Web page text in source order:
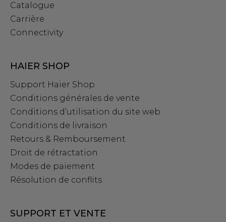
Catalogue
Carrière
Connectivity
HAIER SHOP
Support Haier Shop
Conditions générales de vente
Conditions d’utilisation du site web
Conditions de livraison
Retours & Remboursement
Droit de rétractation
Modes de paiement
Résolution de conflits
SUPPORT ET VENTE